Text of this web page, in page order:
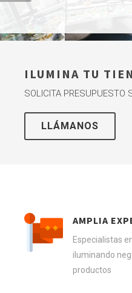
ILUMINA TU
SOLICITA PRESUPUESTO
LLÁMANOS
AMPLIA
Especialistas
iluminando
productos